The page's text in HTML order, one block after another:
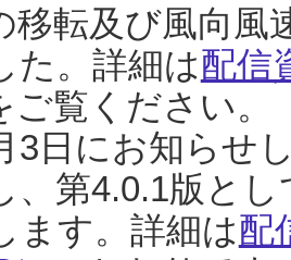
移転及び風向風
た。詳細は配信
ご覧ください。
3日にお知らせ
、第4.0.1版と
ます。詳細は配